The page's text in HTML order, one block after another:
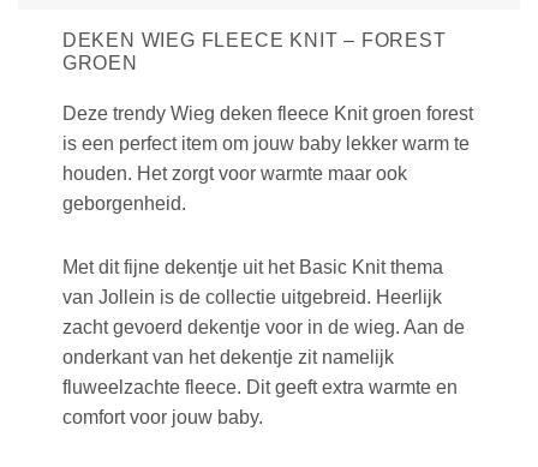
DEKEN WIEG FLEECE KNIT – FOREST
GROEN
Deze trendy Wieg deken fleece Knit groen forest
is een perfect item om jouw baby lekker warm te
houden. Het zorgt voor warmte maar ook
geborgenheid.
Met dit fijne dekentje uit het Basic Knit thema
van Jollein is de collectie uitgebreid. Heerlijk
zacht gevoerd dekentje voor in de wieg. Aan de
onderkant van het dekentje zit namelijk
fluweelzachte fleece. Dit geeft extra warmte en
comfort voor jouw baby.